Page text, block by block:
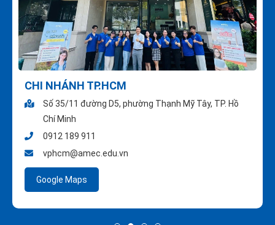
CHI NHÁNH TP.HCM
Số 35/11 đường D5, phường Thạnh Mỹ Tây, TP. Hồ
Chí Minh
0912 189 911
vphcm@amec.edu.vn
Google Maps